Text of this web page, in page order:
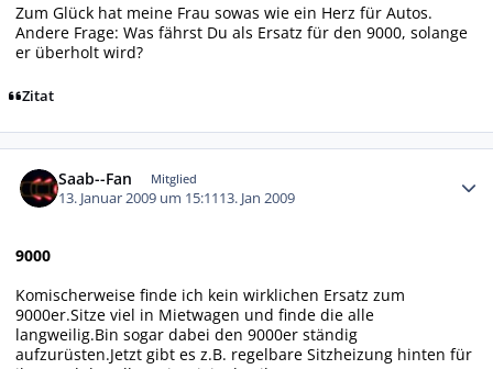
Zum Glück hat meine Frau sowas wie ein Herz für Autos.
Andere Frage: Was fährst Du als Ersatz für den 9000, solange
er überholt wird?
Zitat
Saab--Fan Mitglied
13. Januar 2009 um 15:1113. Jan 2009
9000
Komischerweise finde ich kein wirklichen Ersatz zum
9000er.Sitze viel in Mietwagen und finde die alle
langweilig.Bin sogar dabei den 9000er ständig
aufzurüsten.Jetzt gibt es z.B. regelbare Sitzheizung hinten für